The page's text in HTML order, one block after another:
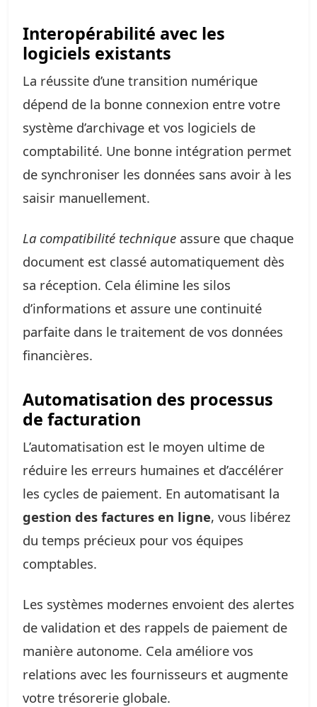
Interopérabilité avec les
logiciels existants
La réussite d’une transition numérique
dépend de la bonne connexion entre votre
système d’archivage et vos logiciels de
comptabilité. Une bonne intégration permet
de synchroniser les données sans avoir à les
saisir manuellement.
La compatibilité technique assure que chaque
document est classé automatiquement dès
sa réception. Cela élimine les silos
d’informations et assure une continuité
parfaite dans le traitement de vos données
financières.
Automatisation des processus
de facturation
L’automatisation est le moyen ultime de
réduire les erreurs humaines et d’accélérer
les cycles de paiement. En automatisant la
gestion des factures en ligne, vous libérez
du temps précieux pour vos équipes
comptables.
Les systèmes modernes envoient des alertes
de validation et des rappels de paiement de
manière autonome. Cela améliore vos
relations avec les fournisseurs et augmente
votre trésorerie globale.